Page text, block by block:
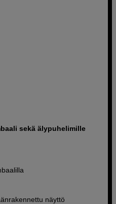
sekä älypuhelimille
näyttö